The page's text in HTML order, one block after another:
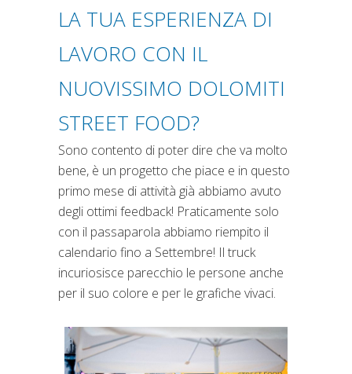
LA TUA ESPERIENZA DI
LAVORO CON IL
NUOVISSIMO DOLOMITI
STREET FOOD?
Sono contento di poter dire che va molto
bene, è un progetto che piace e in questo
primo mese di attività già abbiamo avuto
degli ottimi feedback! Praticamente solo
con il passaparola abbiamo riempito il
calendario fino a Settembre! Il truck
incuriosisce parecchio le persone anche
per il suo colore e per le grafiche vivaci.